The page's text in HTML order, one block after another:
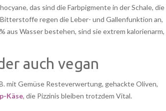
das sind die Farbpigmente in der Schale, die
regen die Leber- und Gallenfunktion an,
Wasser bestehen, sind sie extrem kalorienarm,
auch vegan
mit Gemüse Resteverwertung, gehackte Oliven,
Käse, die Pizzinis bleiben trotzdem Vital.